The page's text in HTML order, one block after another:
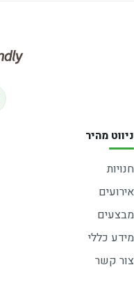
ניווט מהיר
חנויות
אירועים
מבצעים
מידע כללי
צור קשר